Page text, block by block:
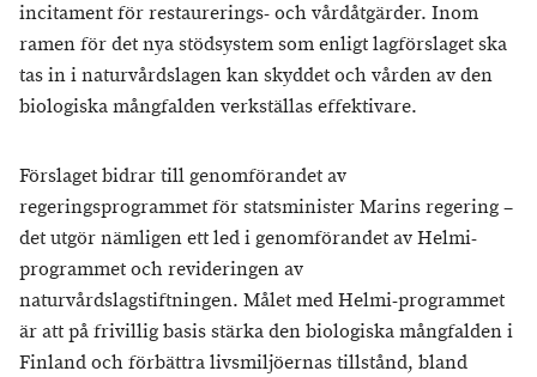
incitament för restaurerings- och vårdåtgärder. Inom
ramen för det nya stödsystem som enligt lagförslaget ska
tas in i naturvårdslagen kan skyddet och vården av den
biologiska mångfalden verkställas effektivare.
Förslaget bidrar till genomförandet av
regeringsprogrammet för statsminister Marins regering –
det utgör nämligen ett led i genomförandet av Helmi-
programmet och revideringen av
naturvårdslagstiftningen. Målet med Helmi-programmet
är att på frivillig basis stärka den biologiska mångfalden i
Finland och förbättra livsmiljöernas tillstånd, bland